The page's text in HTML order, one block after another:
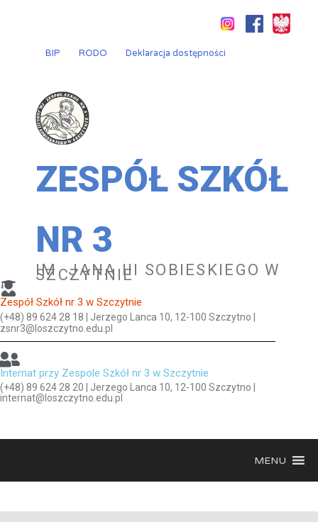
BIP
RODO Deklaracja dostępności
ZESPÓŁ SZKÓŁ
NR 3
IM. JANA III SOBIESKIEGO W
SZCZYTNIE
Zespół Szkół nr 3 w Szczytnie
(+48) 89 624 28 18 | Jerzego Lanca 10, 12-100 Szczytno |
zsnr3@loszczytno.edu.pl
Internat przy Zespole Szkół nr 3 w Szczytnie
(+48) 89 624 28 20 | Jerzego Lanca 10, 12-100 Szczytno |
internat@loszczytno.edu.pl
MENU